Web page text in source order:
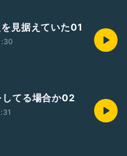
見据えていた01
てる場合か02